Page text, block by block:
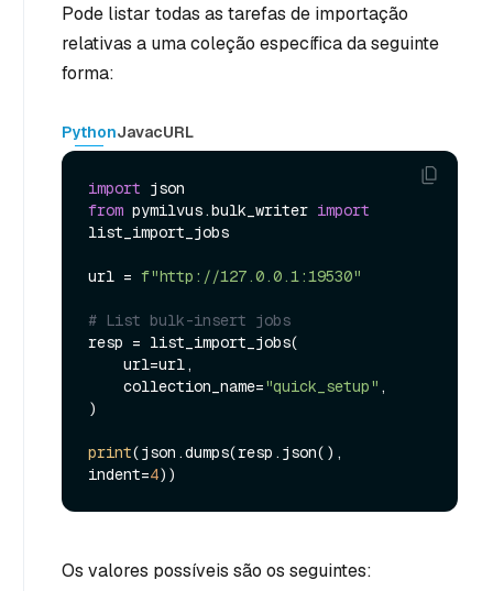
Pode listar todas as tarefas de importação
relativas a uma coleção específica da seguinte
forma:
PythonJavacURL
import
from pymilvus.bulk_writer import
list_import_jobs
url = f"http://127.0.0.1:19530"
# List bulk-insert jobs
resp = list_import_jobs(
    collection_name=
"quick_setup" ,
)
print(json.dumps(resp.json(),
indent=4
Os valores possíveis são os seguintes: